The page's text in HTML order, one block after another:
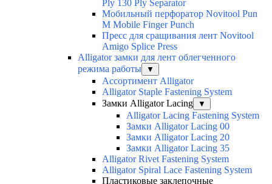
Ply 130 Ply Separator
Мобильный перфоратор Novitool Pun
M Mobile Finger Punch
Пресс для сращивания лент Novitool
Amigo Splice Press
Alligator замки для лент облегченного
режима работы
▼
Ассортимент Alligator
Alligator Staple Fastening System
Замки Alligator Lacing
▼
Alligator Lacing Fastening System
Замки Alligator Lacing 00
Замки Alligator Lacing 20
Замки Alligator Lacing 35
Alligator Rivet Fastening System
Alligator Spiral Lace Fastening System
Пластиковые заклепочные